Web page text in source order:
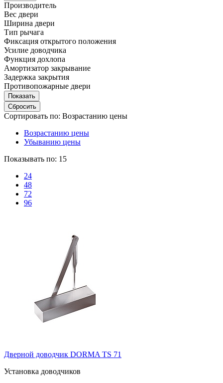
Производитель
Вес двери
Ширина двери
Тип рычага
Фиксация открытого положения
Усилие доводчика
Функция дохлопа
Амортизатор закрывание
Задержка закрытия
Противопожарные двери
Сортировать по: Возрастанию цены
Возрастанию цены
Убыванию цены
Показывать по: 15
24
48
72
96
Дверной доводчик DORMA TS 71
Установка доводчиков